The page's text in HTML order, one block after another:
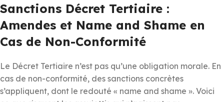
Sanctions Décret Tertiaire :
Amendes et Name and Shame en
Cas de Non-Conformité
Le Décret Tertiaire n’est pas qu’une obligation morale. En
cas de non-conformité, des sanctions concrètes
s’appliquent, dont le redouté « name and shame ». Voici